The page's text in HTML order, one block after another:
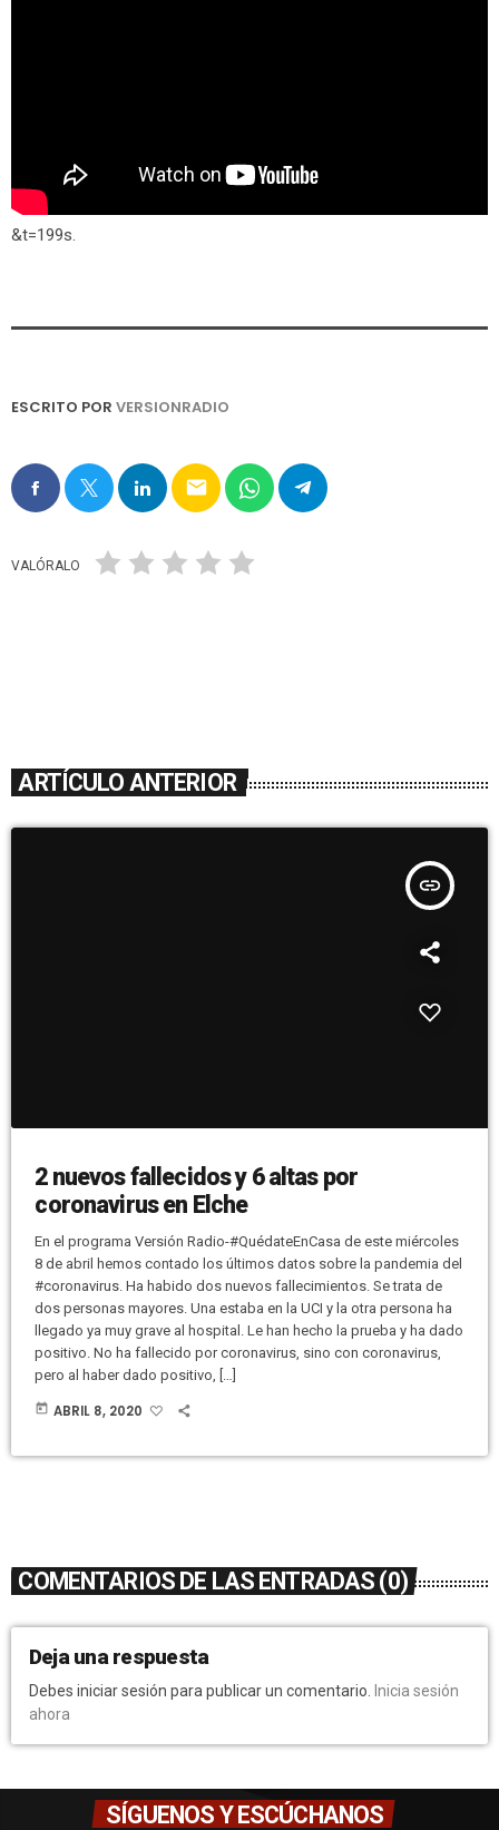
&t=199s.
ESCRITO POR VERSIONRADIO
email
VALÓRALO
ARTÍCULO ANTERIOR
insert_link
2 nuevos fallecidos y 6 altas por
coronavirus en Elche
En el programa Versión Radio-#QuédateEnCasa de este miércoles
8 de abril hemos contado los últimos datos sobre la pandemia del
#coronavirus. Ha habido dos nuevos fallecimientos. Se trata de
dos personas mayores. Una estaba en la UCI y la otra persona ha
llegado ya muy grave al hospital. Le han hecho la prueba y ha dado
positivo. No ha fallecido por coronavirus, sino con coronavirus,
pero al haber dado positivo, […]
today ABRIL 8, 2020
COMENTARIOS DE LAS ENTRADAS (0)
Deja una respuesta
Debes iniciar sesión para publicar un comentario. Inicia sesión
ahora
SÍGUENOS Y ESCÚCHANOS